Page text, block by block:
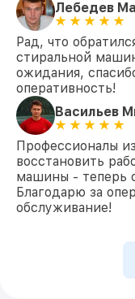
Лебедев
Рад, что
стиральной
ожидания,
оперативность!
Васильев
Профессионалы
восстановить
машины - теперь
Благодарю за
обслуживание!